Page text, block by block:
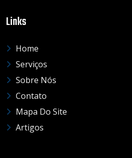
Links
Home
Serviços
Sobre Nós
Contato
Mapa Do Site
Artigos